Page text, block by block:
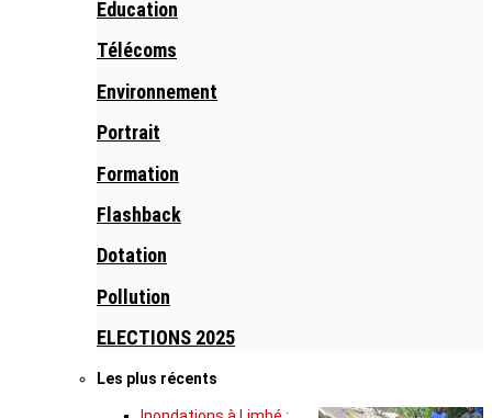
Education
Télécoms
Environnement
Portrait
Formation
Flashback
Dotation
Pollution
ELECTIONS 2025
Les plus récents